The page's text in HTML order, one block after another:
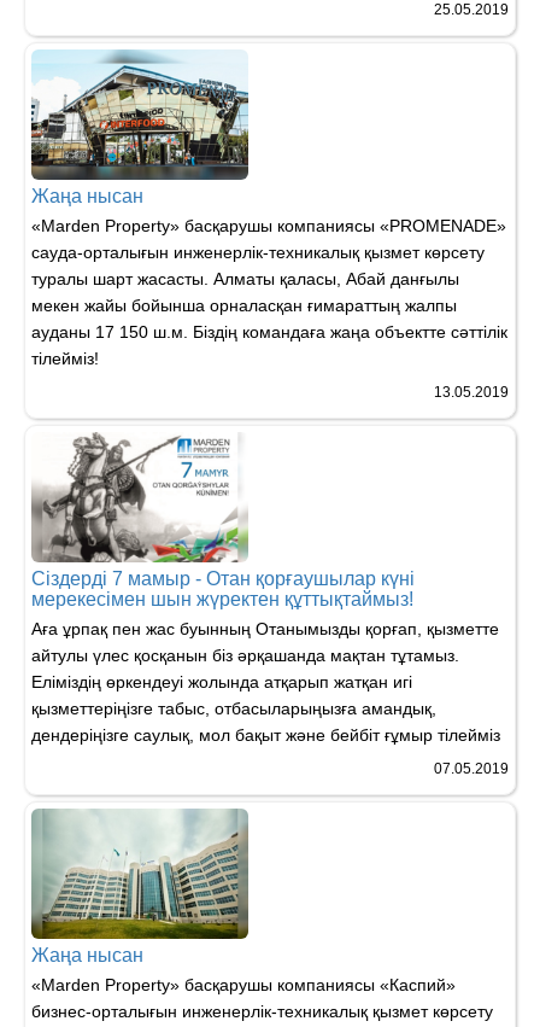
25.05.2019
Жаңа нысан
«Мarden Property» басқарушы компаниясы «PROMENADE»
сауда-орталығын инженерлік-техникалық қызмет көрсету
туралы шарт жасасты. Алматы қаласы, Абай данғылы
мекен жайы бойынша орналасқан ғимараттың жалпы
ауданы 17 150 ш.м. Біздің командаға жаңа объектте сәттілік
тілейміз!
13.05.2019
Ciздердi 7 мамыр - Отан қорғаушылар күні
мерекесімен шын жүректен құттықтаймыз!
Аға ұрпақ пен жас буынның Отанымызды қорғап, қызметте
айтулы үлес қосқанын біз әрқашанда мақтан тұтамыз.
Еліміздің өркендеуі жолында атқарып жатқан игі
қызметтеріңізге табыс, отбасыларыңызға амандық,
дендеріңізге саулық, мол бақыт және бейбіт ғұмыр тілейміз
07.05.2019
Жаңа нысан
«Мarden Property» басқарушы компаниясы «Каспий»
бизнес-орталығын инженерлік-техникалық қызмет көрсету